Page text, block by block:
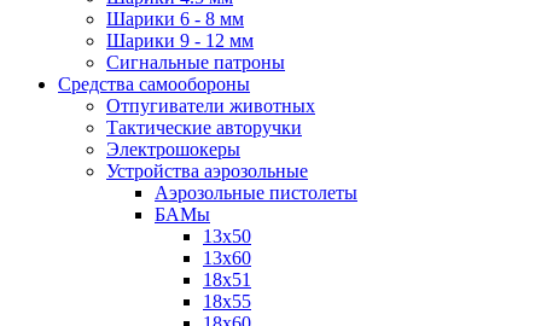
Шарики 6 - 8 мм
Шарики 9 - 12 мм
Сигнальные патроны
Средства самообороны
Отпугиватели животных
Тактические авторучки
Электрошокеры
Устройства аэрозольные
Аэрозольные пистолеты
БАМы
13х50
13х60
18х51
18х55